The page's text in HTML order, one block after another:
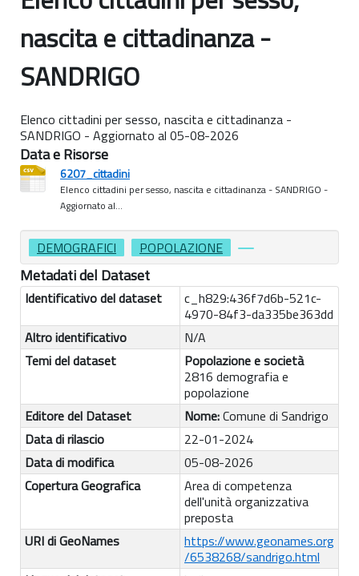
nascita e cittadinanza -
SANDRIGO
Elenco cittadini per sesso, nascita e cittadinanza -
SANDRIGO - Aggiornato al 05-08-2026
Data e Risorse
6207_cittadini
Elenco cittadini per sesso, nascita e cittadinanza - SANDRIGO -
Aggiornato al...
DEMOGRAFICI POPOLAZIONE
Metadati del Dataset
Identificativo del dataset
c_h829:436f7d6b-521c-
4970-84f3-da335be363dd
Altro identificativo
N/A
Temi del dataset
Popolazione e società
2816 demografia e
popolazione
Editore del Dataset
Nome:Comune di Sandrigo
Data di rilascio
22-01-2024
Data di modifica
05-08-2026
Copertura Geografica
Area di competenza
dell'unità organizzativa
preposta
URI di GeoNames
https://www.geonames.org
/6538268/sandrigo.html